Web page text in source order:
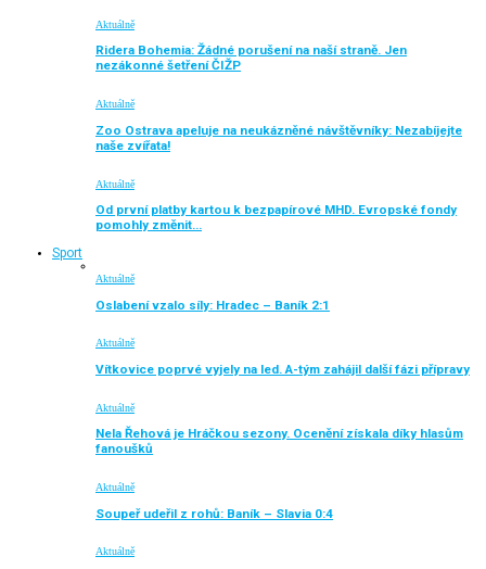
Aktuálně
Ridera Bohemia: Žádné porušení na naší straně. Jen
nezákonné šetření ČIŽP
Aktuálně
Zoo Ostrava apeluje na neukázněné návštěvníky: Nezabíjejte
naše zvířata!
Aktuálně
Od první platby kartou k bezpapírové MHD. Evropské fondy
pomohly změnit…
Sport
Aktuálně
Oslabení vzalo síly: Hradec – Baník 2:1
Aktuálně
Vítkovice poprvé vyjely na led. A-tým zahájil další fázi přípravy
Aktuálně
Nela Řehová je Hráčkou sezony. Ocenění získala díky hlasům
fanoušků
Aktuálně
Soupeř udeřil z rohů: Baník – Slavia 0:4
Aktuálně